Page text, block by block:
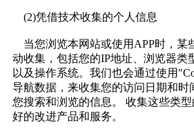
(2)凭借技术收集的个人信息
当您浏览本网站或使用APP时，某
动收集，包括您的IP地址、浏览器类
以及操作系统。我们也会通过使用
导航数据，来收集您的访问日期和时
您搜索和浏览的信息。 收集这些类
好的改进产品和服务。